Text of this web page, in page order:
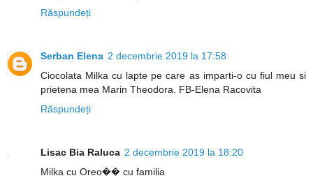
Răspundeți
Serban Elena 2 decembrie 2019 la 17:58
Ciocolata Milka cu lapte pe care as imparti-o cu fiul meu si
prietena mea Marin Theodora. FB-Elena Racovita
Răspundeți
Lisac Bia Raluca 2 decembrie 2019 la 18:20
Milka cu Oreo�� cu familia